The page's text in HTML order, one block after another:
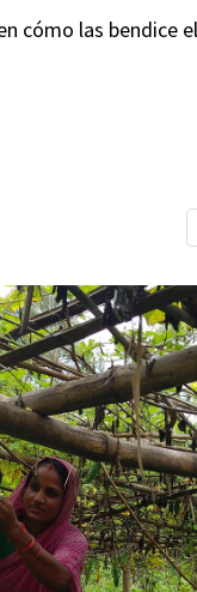
cómo las bendice